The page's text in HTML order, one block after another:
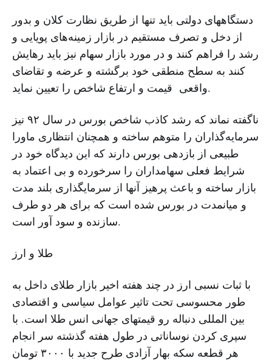
دستگاههای دولتی باید تنها از طریق نظارت کلان و بدور
از دخل و تصرف مستقیم در بازار زمینەهای پویایی و
رشد را فراهم کنند و در مورد بازار سهام نیز باید رهایش
کنند بە سطح منطقی خود برگشتە و عرضە و تقاضای
واقعی قیمت و ارتفاع شاخص را تعیین نماید.
ناگفتە نماند کە رشد کاذب شاخص بورس در سال ٩٢ نیز
سرمایەگذاران را متوهم ساختە و همچنان انتظاری ماورا
طبیعی از بازدهی بورس دارند کە این دیدگاه خود در
شرایط فعلی سهامداران را سرخوردە و بی اعتماد بە
بازار ساختە و باعث پرهیز آنها از سرمایگذاری بلند مدت
و میانمدت در بورس شدە است کە برای هر دو طرف
سازندە و سود آور است.
طلا و ارز
با ثبات نسبی ارز در چند هفتە اخیر بازار طلای داخل بە
طور محسوسی تحت تاثیر عوامل سیاسی و اقتصادی
بین المللی دنبالە رو قیمتهای جهانی انس طلا است. با
سپری کردن نوساناتی در طول هفتە گذشتە سر انجام
هر قطعە سکە بهار آزادی طرح جدید با ٣٠٠٠ تومان